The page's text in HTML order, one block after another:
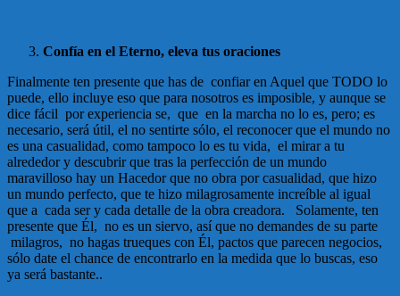
Confía en el Eterno, eleva tus oraciones
Finalmente ten presente que has de confiar en Aquel que TODO lo
puede, ello incluye eso que para nosotros es imposible, y aunque se
dice fácil por experiencia se, que en la marcha no lo es, pero; es
necesario, será útil, el no sentirte sólo, el reconocer que el mundo no
es una casualidad, como tampoco lo es tu vida, el mirar a tu
alrededor y descubrir que tras la perfección de un mundo
maravilloso hay un Hacedor que no obra por casualidad, que hizo
un mundo perfecto, que te hizo milagrosamente increíble al igual
que a cada ser y cada detalle de la obra creadora. Solamente, ten
presente que Él, no es un siervo, así que no demandes de su parte
milagros, no hagas trueques con Él, pactos que parecen negocios,
sólo date el chance de encontrarlo en la medida que lo buscas, eso
ya será bastante..